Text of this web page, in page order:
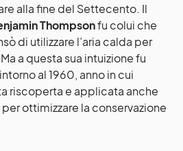
alla fine del Settecento. Il
Thompsonfu colui che
di utilizzare l’aria calda per
a questa sua intuizione fu
al 1960, anno in cui
riscoperta e applicata anche
ottimizzare la conservazione